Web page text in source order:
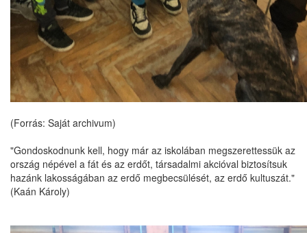
(Forrás: Saját archivum)
"Gondoskodnunk kell, hogy már az iskolában megszerettessük az
ország népével a fát és az erdőt, társadalmi akcióval biztosítsuk
hazánk lakosságában az erdő megbecsülését, az erdő kultuszát."
(Kaán Károly)